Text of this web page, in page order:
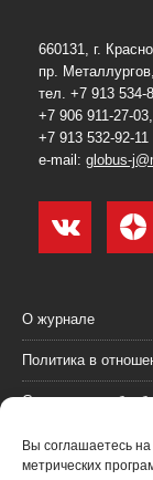
Вы соглашаетесь
метрических
660131, г.
пр.
тел. +7 913 534-
+7 906 911-27-03,
+7 913 532-92-11
e-mail: globus-
О журнале
Политика в
Согласие на